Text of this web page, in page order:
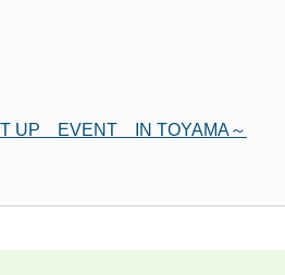
UP EVENT IN TOYAMA～